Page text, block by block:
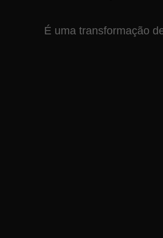
É uma transformação